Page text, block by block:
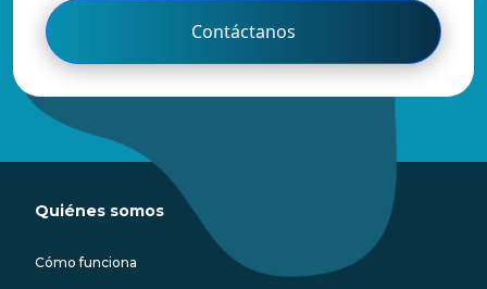
Contáctanos
Quiénes somos
Cómo funciona